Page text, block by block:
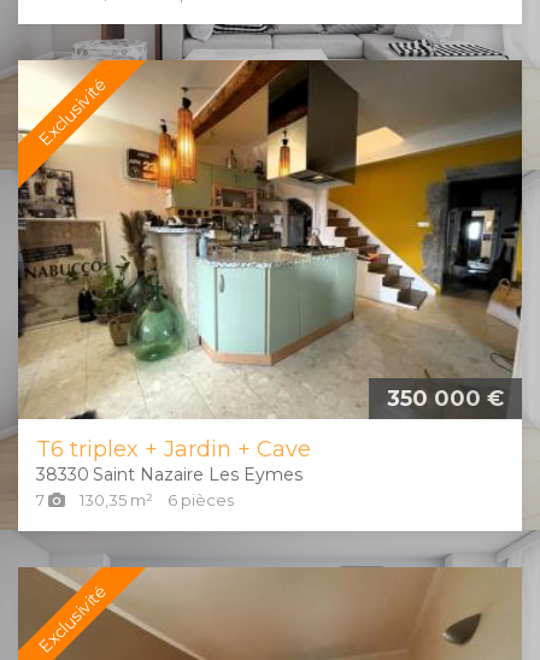
Exclusivité
350 000 €
T6 triplex + Jardin + Cave
Saint Nazaire Les Eymes
38330
7 130,35 m² 6 pièces
Exclusivité